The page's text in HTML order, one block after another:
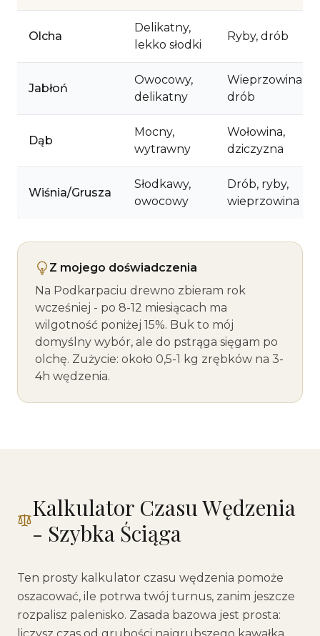
Olcha
Delikatny,
lekko słodki
Ryby, drób
Jabłoń
Owocowy,
delikatny
Wieprzowina,
drób
Dąb
Mocny,
wytrawny
Wołowina,
dziczyzna
Wiśnia/Grusza
Słodkawy,
owocowy
Drób, ryby,
wieprzowina
Z mojego doświadczenia
Na Podkarpaciu drewno zbieram rok
wcześniej - po 8-12 miesiącach ma
wilgotność poniżej 15%. Buk to mój
domyślny wybór, ale do pstrąga sięgam po
olchę. Zużycie: około 0,5-1 kg zrębków na 3-
4h wędzenia.
Kalkulator Czasu Wędzenia
- Szybka Ściąga
Ten prosty kalkulator czasu wędzenia pomoże
oszacować, ile potrwa twój turnus, zanim jeszcze
rozpalisz palenisko. Zasada bazowa jest prosta: